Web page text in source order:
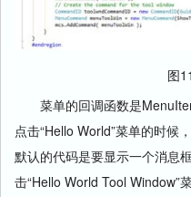
图11
菜单的回调函数是
点击“Hello World”菜单的时候
默认的代码是要显示一个消息
击“Hello World Tool Window”